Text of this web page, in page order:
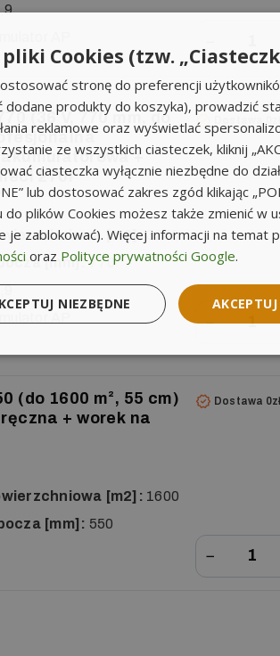
(36 V, 770 mm, do
+
270l
[m2]: 3250
[mm]:770
−
(do 1600 m², 55 cm)
+ worek na
[m2]: 1600
[mm]: 550
Dostawa 0zł
−
Cookies (tzw.
stronę do preferencji
produkty do koszyka), prowadzić
reklamowe oraz wyświetlać
ze wszystkich ciasteczek, kliknij
ciasteczka wyłącznie niezbędne do
lub dostosować zakres zgód klikając
plików Cookies możesz także zmienić w
je zablokować). Więcej informacji na temat
oraz Polityce prywatności Google.
NIEZBĘDNE